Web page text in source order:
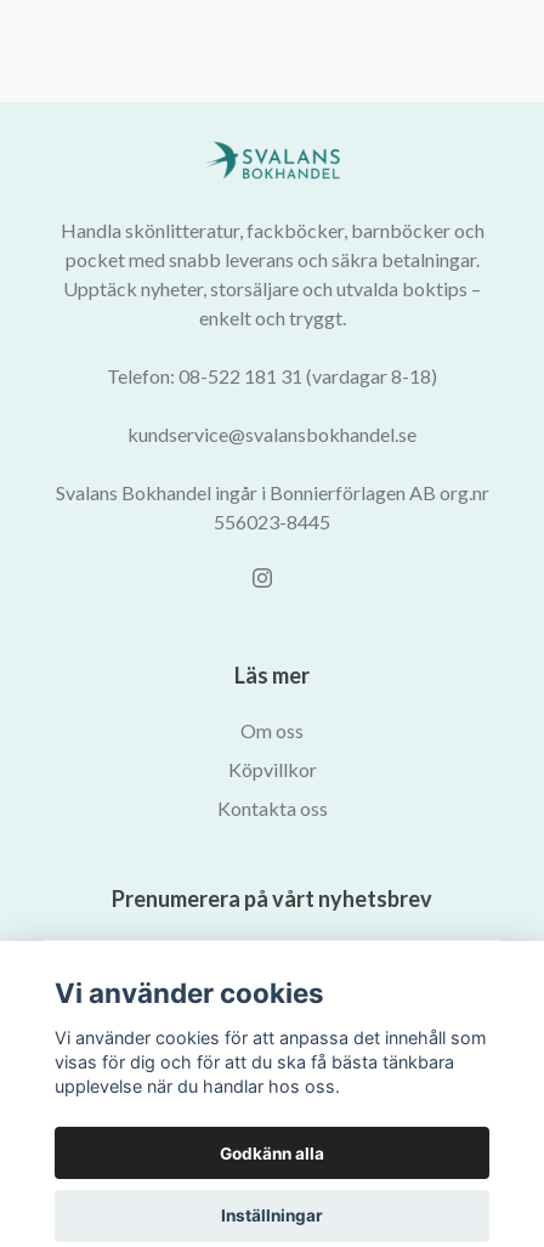
Handla skönlitteratur, fackböcker, barnböcker och
pocket med snabb leverans och säkra betalningar.
Upptäck nyheter, storsäljare och utvalda boktips –
enkelt och tryggt.
Telefon: 08-522 181 31 (vardagar 8-18)
kundservice@svalansbokhandel.se
Svalans Bokhandel ingår i Bonnierförlagen AB org.nr
556023-8445
Läs mer
Om oss
Köpvillkor
Kontakta oss
Prenumerera på vårt nyhetsbrev
Vi använder cookies
Vi använder cookies för att anpassa det innehåll som
visas för dig och för att du ska få bästa tänkbara
upplevelse när du handlar hos oss.
Godkänn alla
Inställningar